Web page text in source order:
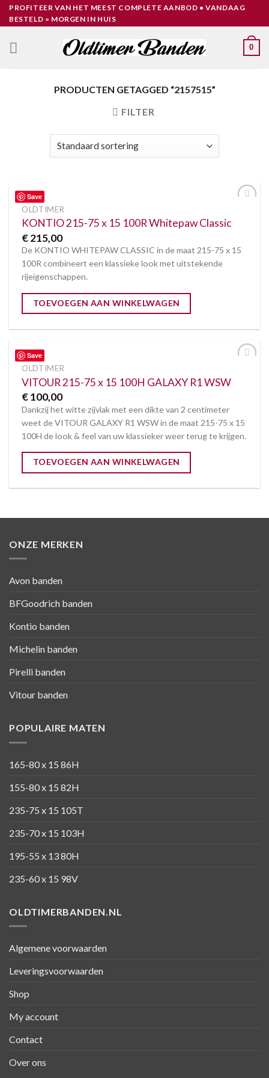
SkipPROFITEER VAN HET MEEST COMPLETE AANBOD • VANDAAG
BESTELD = MORGEN IN HUIS
0
PRODUCTEN GETAGGED “2157515”
FILTER
Save
aan
verlanglijst
OLDTIMER
KONTIO 215-75 x 15 100R Whitepaw Classic
€215,00
De KONTIO WHITEPAW CLASSIC in de maat 215-75 x 15
100R combineert een klassieke look met uitstekende
rijeigenschappen.
TOEVOEGEN AAN WINKELWAGEN
Save
aan
verlanglijst
OLDTIMER
VITOUR 215-75 x 15 100H GALAXY R1 WSW
€100,00
Dankzij het witte zijvlak met een dikte van 2 centimeter
weet de VITOUR GALAXY R1 WSW in de maat 215-75 x 15
100H de look & feel van uw klassieker weer terug te krijgen.
TOEVOEGEN AAN WINKELWAGEN
ONZE MERKEN
Avon banden
BFGoodrich banden
Kontio banden
Michelin banden
Pirelli banden
Vitour banden
POPULAIRE MATEN
165-80 x 15 86H
155-80 x 15 82H
235-75 x 15 105T
235-70 x 15 103H
195-55 x 13 80H
235-60 x 15 98V
OLDTIMERBANDEN.NL
Algemene voorwaarden
Leveringsvoorwaarden
Shop
My account
Contact
Over ons